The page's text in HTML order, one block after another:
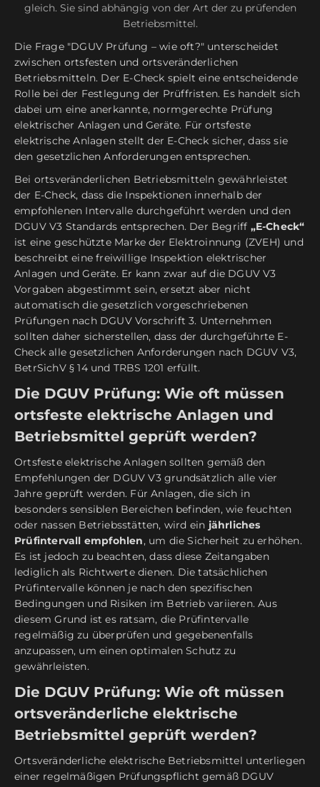
gleich. Sie sind abhängig von der Art der zu prüfenden
Betriebsmittel.
Die Frage "DGUV Prüfung – wie oft?" unterscheidet
zwischen ortsfesten und ortsveränderlichen
Betriebsmitteln. Der E-Check spielt eine entscheidende
Rolle bei der Festlegung der Prüffristen. Es handelt sich
dabei um eine anerkannte, normgerechte Prüfung
elektrischer Anlagen und Geräte. Für ortsfeste
elektrische Anlagen stellt der E-Check sicher, dass sie
den gesetzlichen Anforderungen entsprechen.
Bei ortsveränderlichen Betriebsmitteln gewährleistet
der E-Check, dass die Inspektionen innerhalb der
empfohlenen Intervalle durchgeführt werden und den
DGUV V3 Standards entsprechen. Der Begriff „E-Check“
ist eine geschützte Marke der Elektroinnung (ZVEH) und
beschreibt eine freiwillige Inspektion elektrischer
Anlagen und Geräte. Er kann zwar auf die DGUV V3
Vorgaben abgestimmt sein, ersetzt aber nicht
automatisch die gesetzlich vorgeschriebenen
Prüfungen nach DGUV Vorschrift 3. Unternehmen
sollten daher sicherstellen, dass der durchgeführte E-
Check alle gesetzlichen Anforderungen nach DGUV V3,
BetrSichV § 14 und TRBS 1201 erfüllt.
Die DGUV Prüfung: Wie oft müssen
ortsfeste elektrische Anlagen und
Betriebsmittel geprüft werden?
Ortsfeste elektrische Anlagen sollten gemäß den
Empfehlungen der DGUV V3 grundsätzlich alle vier
Jahre geprüft werden. Für Anlagen, die sich in
besonders sensiblen Bereichen befinden, wie feuchten
oder nassen Betriebsstätten, wird ein jährliches
Prüfintervall empfohlen, um die Sicherheit zu erhöhen.
Es ist jedoch zu beachten, dass diese Zeitangaben
lediglich als Richtwerte dienen. Die tatsächlichen
Prüfintervalle können je nach den spezifischen
Bedingungen und Risiken im Betrieb variieren. Aus
diesem Grund ist es ratsam, die Prüfintervalle
regelmäßig zu überprüfen und gegebenenfalls
anzupassen, um einen optimalen Schutz zu
gewährleisten.
Die DGUV Prüfung: Wie oft müssen
ortsveränderliche elektrische
Betriebsmittel geprüft werden?
Ortsveränderliche elektrische Betriebsmittel unterliegen
einer regelmäßigen Prüfungspflicht gemäß DGUV